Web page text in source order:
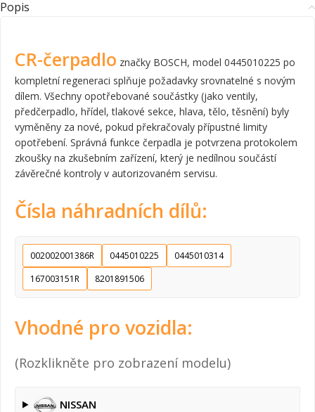
Popis
CR-čerpadlo značky BOSCH, model 0445010225 po
kompletní regeneraci splňuje požadavky srovnatelné s novým
dílem. Všechny opotřebované součástky (jako ventily,
předčerpadlo, hřídel, tlakové sekce, hlava, tělo, těsnění) byly
vyměněny za nové, pokud překračovaly přípustné limity
opotřebení. Správná funkce čerpadla je potvrzena protokolem
zkoušky na zkušebním zařízení, který je nedílnou součástí
závěrečné kontroly v autorizovaném servisu.
Čísla náhradních dílů:
002002001386R 0445010225
0445010314
167003151R
8201891506
Vhodné pro vozidla:
(Rozklikněte pro zobrazení modelu)
NISSAN